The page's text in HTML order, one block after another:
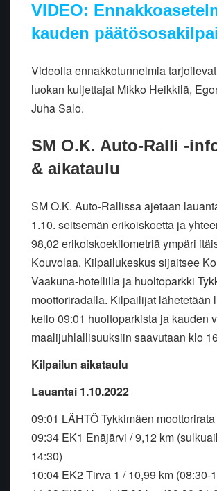
VIDEO:
kauden
Videolla ennakkotunnelmia
luokan kuljettajat Mikko Heikkilä,
Juha Salo.
SM O.K. Auto-Ralli -
& aikataulu
SM O.K. Auto-Rallissa ajetaan
1.10. seitsemän erikoiskoetta ja
98,02 erikoiskoekilometriä ympäri
Kouvolaa. Kilpailukeskus sijaitsee
Vaakuna-hotellilla ja huoltoparkki
moottoriradalla. Kilpailijat lähetetään
kello 09:01 huoltoparkista ja kauden
maalijuhlallisuuksiin saavutaan klo
Kilpailun aikataulu
Lauantai 1.10.2022
09:01 LÄHTÖ Tykkimäen moottorirata
09:34 EK1 Enäjärvi / 9,12 km
14:30)
10:04 EK2 Tirva 1 / 10,99 km (08:30-